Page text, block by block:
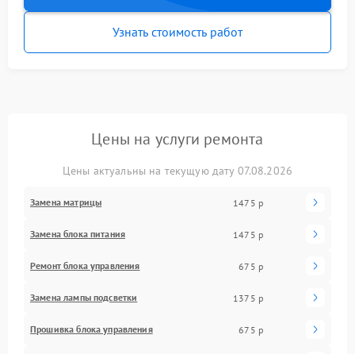
Узнать стоимость работ
Цены на услуги ремонта
Цены актуальны на текущую дату 07.08.2026
Замена матрицы 1475 р
Замена блока питания 1475 р
Ремонт блока управления 675 р
Замена лампы подсветки 1375 р
Прошивка блока управления 675 р